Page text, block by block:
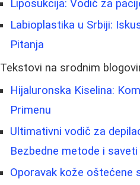
Liposukcija: Vodič za
Labioplastika u Srbiji:
Pitanja
Tekstovi na srodnim
Hijaluronska Kiselina:
Primenu
Ultimativni vodič za
Bezbedne metode i saveti
Oporavak kože oštećene